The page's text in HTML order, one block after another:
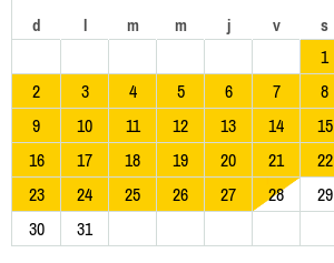
d l m m j v s
1
2
3 4 5 6 7
8
9
10 11 12 13 14
15
16
17 18 19 20 21
22
23
24 25 26 27 28
29
30
31